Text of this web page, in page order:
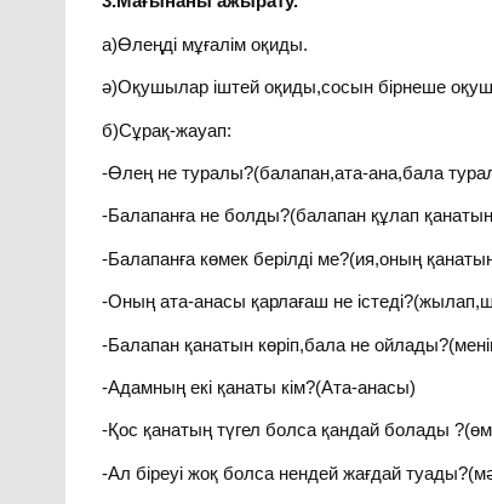
а)Өлеңді мұғалім оқиды.
ә)Оқушылар іштей оқиды,сосын бірнеше
б)Сұрақ-жауап:
-Өлең не туралы?(балапан,ата-ана,бала
-Балапанға не болды?(балапан құлап
-Балапанға көмек берілді ме?(ия,оның
-Оның ата-анасы қарлағаш не
-Балапан қанатын көріп,бала не
-Адамның екі қанаты кім?(Ата-анасы)
-Қос қанатың түгел болса қандай болады
-Ал біреуі жоқ болса нендей жағдай